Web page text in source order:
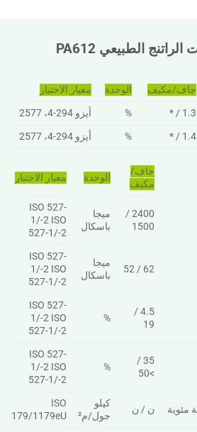
جاف/مكيف الوحدة
معيار الاختبار
1.3 / *
%
أيزو 294-4، 2577
1.4 / *
% أيزو 294-4، 2577
جاف/
مكيف
الوحدة معيار الاختبار
2400 /
1500
ميجا
باسكال
ISO 527-
1/-2 ISO
527-1/-2
62 / 52
ميجا
باسكال
ISO 527-
1/-2 ISO
527-1/-2
4.5 /
19
%
ISO 527-
1/-2 ISO
527-1/-2
35 /
>50
%
ISO 527-
1/-2 ISO
527-1/-2
ن / ن
كيلو
جول/م²
ISO
179/1179eU